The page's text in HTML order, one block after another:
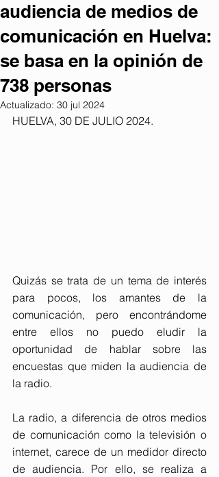
audiencia de medios de
comunicación en Huelva:
se basa en la opinión de
738 personas
Actualizado: 30 jul 2024
HUELVA, 30 DE JULIO 2024.
Quizás se trata de un tema de interés
para pocos, los amantes de la
comunicación, pero encontrándome
entre ellos no puedo eludir la
oportunidad de hablar sobre las
encuestas que miden la audiencia de
la radio.
La radio, a diferencia de otros medios
de comunicación como la televisión o
internet, carece de un medidor directo
de audiencia. Por ello, se realiza a